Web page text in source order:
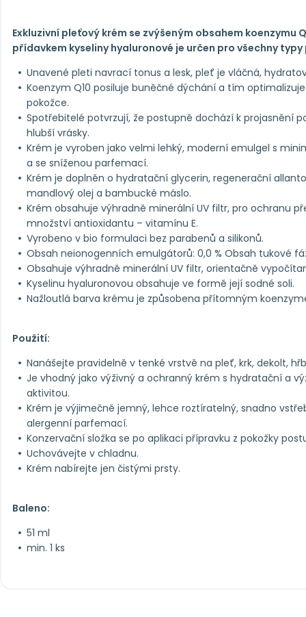
Exkluzivní pleťový krém se zvýšeným obsahem koenzymu
přídavkem kyseliny hyaluronové je určen pro všechny
Unavené pleti navrací tonus a lesk, pleť je vláčná,
Koenzym Q10 posiluje buněčné dýchání a tím
pokožce.
Spotřebitelé potvrzují, že postupně dochází k projasnění
hlubší vrásky.
Krém je vyroben jako velmi lehký, moderní emulgel s
a se sníženou parfemací.
Krém je doplněn o hydratační glycerin, regenerační
mandlový olej a bambucké máslo.
Krém obsahuje výhradně minerální UV filtr, pro ochranu
množství antioxidantu – vitamínu E.
Vyrobeno v bio formulaci bez parabenů a silikonů.
Obsah neionogenních emulgátorů: 0,0 % Obsah tukové
Obsahuje výhradně minerální UV filtr, orientačně
Kyselinu hyaluronovou obsahuje ve formě její sodné soli.
Nažloutlá barva krému je způsobena přítomným
Použití:
Nanášejte pravidelně v tenké vrstvě na pleť, krk, dekolt,
Je vhodný jako výživný a ochranný krém s hydratační a
aktivitou.
Krém je výjimečně jemný, lehce roztíratelný, snadno
alergenní parfemací.
Konzervační složka se po aplikaci přípravku z pokožky
Uchovávejte v chladnu.
Krém nabírejte jen čistými prsty.
Baleno:
51 ml
min. 1 ks